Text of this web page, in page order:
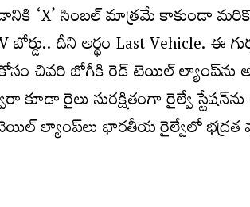
‘X’ సింబల్ మాత్రమే కాకుండా
దీని అర్థం Last Vehicle. ఈ
కోసం చివరి బోగీకి రెడ్ టెయిల్ ల్యాంప్‌ను
కూడా రైలు సురక్షితంగా రైల్వే స్టేషన్‌ను
టెయిల్ ల్యాంప్‌‌లు భారతీయ రైల్వేలో భద్రత